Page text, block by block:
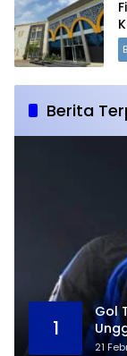
Berita
1
Gol
21